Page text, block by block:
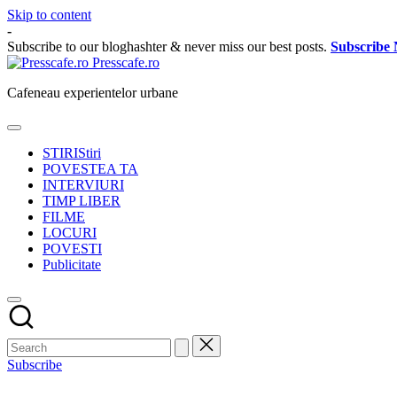
Skip to content
-
Subscribe to our bloghashter & never miss our best posts. Subscribe
Presscafe.ro
Cafeneau experientelor urbane
STIRIStiri
POVESTEA TA
INTERVIURI
TIMP LIBER
FILME
LOCURI
POVESTI
Publicitate
Subscribe